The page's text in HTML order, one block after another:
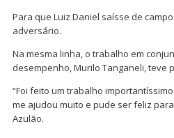
Para que Luiz Daniel saísse de
adversário.
Na mesma linha, o trabalho em
desempenho, Murilo Tanganeli, teve
“Foi feito um trabalho
me ajudou muito e pude ser feliz
Azulão.